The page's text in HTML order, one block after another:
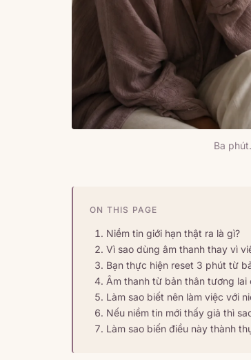
Ba
ON THIS PAGE
Niềm tin giới hạn thật ra là gì?
Vì sao dùng âm thanh thay vì
Bạn thực hiện reset 3 phút từ
Âm thanh từ bản thân tương lai
Làm sao biết nên làm việc với
Nếu niềm tin mới thấy giả thì
Làm sao biến điều này thành